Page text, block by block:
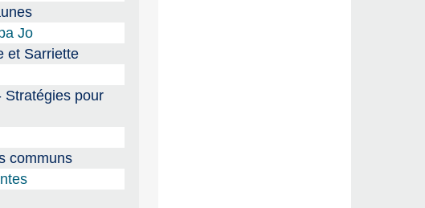
Jo
et Sarriette
Stratégies pour
communs